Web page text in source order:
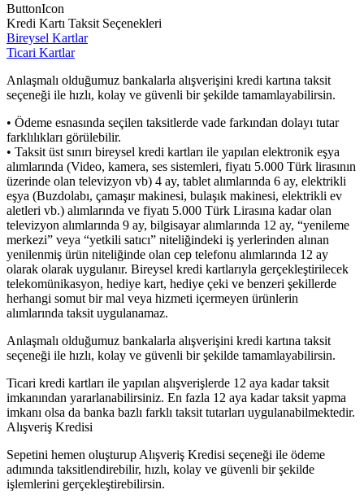
ButtonIcon
Kredi Kartı Taksit Seçenekleri
Bireysel Kartlar
Ticari Kartlar
Anlaşmalı olduğumuz bankalarla alışverişini kredi kartına taksit
seçeneği ile hızlı, kolay ve güvenli bir şekilde tamamlayabilirsin.
• Ödeme esnasında seçilen taksitlerde vade farkından dolayı tutar
farklılıkları görülebilir.
• Taksit üst sınırı bireysel kredi kartları ile yapılan elektronik eşya
alımlarında (Video, kamera, ses sistemleri, fiyatı 5.000 Türk lirasının
üzerinde olan televizyon vb) 4 ay, tablet alımlarında 6 ay, elektrikli
eşya (Buzdolabı, çamaşır makinesi, bulaşık makinesi, elektrikli ev
aletleri vb.) alımlarında ve fiyatı 5.000 Türk Lirasına kadar olan
televizyon alımlarında 9 ay, bilgisayar alımlarında 12 ay, “yenileme
merkezi” veya “yetkili satıcı” niteliğindeki iş yerlerinden alınan
yenilenmiş ürün niteliğinde olan cep telefonu alımlarında 12 ay
olarak olarak uygulanır. Bireysel kredi kartlarıyla gerçekleştirilecek
telekomünikasyon, hediye kart, hediye çeki ve benzeri şekillerde
herhangi somut bir mal veya hizmeti içermeyen ürünlerin
alımlarında taksit uygulanamaz.
Anlaşmalı olduğumuz bankalarla alışverişini kredi kartına taksit
seçeneği ile hızlı, kolay ve güvenli bir şekilde tamamlayabilirsin.
Ticari kredi kartları ile yapılan alışverişlerde 12 aya kadar taksit
imkanından yararlanabilirsiniz. En fazla 12 aya kadar taksit yapma
imkanı olsa da banka bazlı farklı taksit tutarları uygulanabilmektedir.
Alışveriş Kredisi
Sepetini hemen oluşturup Alışveriş Kredisi seçeneği ile ödeme
adımında taksitlendirebilir, hızlı, kolay ve güvenli bir şekilde
işlemlerini gerçekleştirebilirsin.